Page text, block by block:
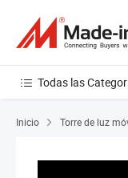
Todas las
Inicio Torre de luz